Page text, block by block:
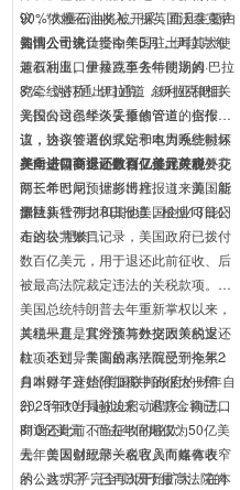
90%依赖石油收入。据英国沃泰克萨
咨询公司统计，今年5月，伊拉克海
运石油出口量暴跌至去年同期的
8%。为打通出口通道，伊拉克把目
光投向这条年久失修的管道。据报
道，这条管道的泵站和电力系统损坏
严重，需要全面维修，修好可能要花
两三年时间。据彭博社报道，美国能
源巨头雪佛龙和其他美国企业可能叼
走这块“肥肉”。
议，“大量石油将被开采，而且主要由
美国公司来负责”。
知情人士说，经由美国驻土耳其大使
兼叙利亚、伊拉克事务特使汤姆·巴拉
克牵线搭桥，伊拉克、叙利亚和相关
美国公司已经谈妥重修管道的合作协
议，协议签署仪式定于本周晚些时候
在华盛顿举行，叙利亚过渡政府外交
部长希巴尼预计将出席。（来源：新
华社）
美向进口商退还数百亿美元关税
据法新社7月13日报道，根据13日公
布的公共账目记录，美国政府已拨付
数百亿美元，用于退还此前征收、后
被最高法院裁定违法的关税款项。自
美国总统特朗普去年重新掌权以来，
关税一直是其经济与外交政策的支
柱。不过，美国最高法院已于今年2
月叫停了这些附加税中的很大一部
分。行政当局被迫启动程序，向进口
商退还此前不当征收的税款。
其结果是，官方预算数据因关税退还
款项达到异常高的水平而受到拖累：
自本财年开始(美国联邦政府的财年自
2025年10月起)以来，退款金额已达
810亿美元，而去年同期仅为50亿美
元。美国财政部一名官员向媒体表
示，这“几乎完全”归因于最高法院的
去年曾因创纪录关税收入而略有收窄
的公共赤字，已再次开始扩大。在本